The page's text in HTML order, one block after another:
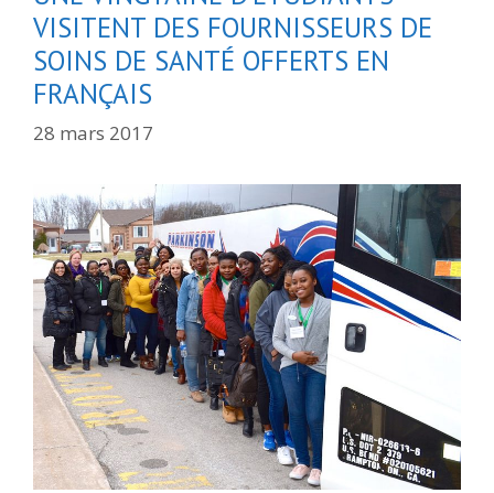
VISITENT DES FOURNISSEURS DE
SOINS DE SANTÉ OFFERTS EN
FRANÇAIS
28 mars 2017